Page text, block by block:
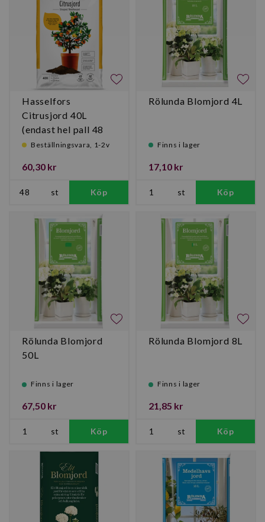
Hasselfors
Citrusjord 40L
(endast hel pall 48
st) Beställningsvara, 1-2v
60,30 kr
st Köp
Rölunda Blomjord 4L
Finns i lager
17,10 kr
st Köp
Rölunda Blomjord
50L
Finns i lager
67,50 kr
st Köp
Rölunda Blomjord 8L
Finns i lager
21,85 kr
st Köp